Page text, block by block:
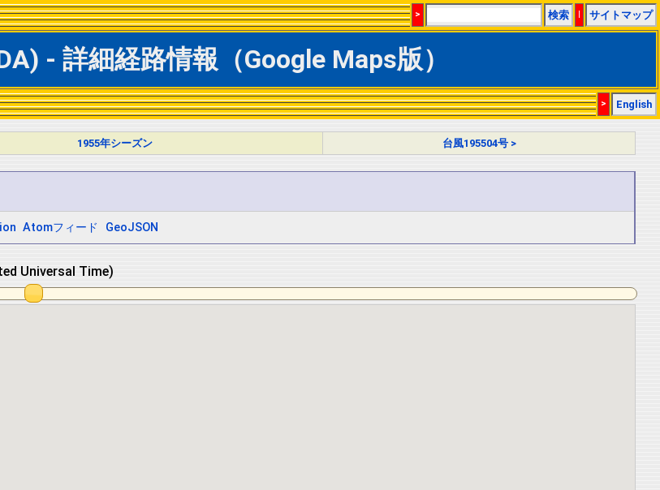
> 検索 | サイトマップ
- 詳細経路情報（Google Maps版）
> English
1955年シーズン 台風195504号 >
Atomフィード GeoJSON
Universal Time)